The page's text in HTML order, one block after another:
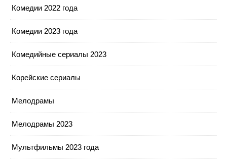
Комедии 2022 года
Комедии 2023 года
Комедийные сериалы 2023
Корейские сериалы
Мелодрамы
Мелодрамы 2023
Мультфильмы 2023 года